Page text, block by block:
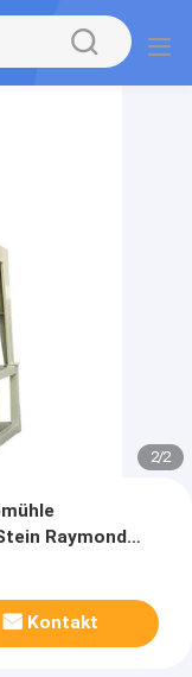
2/2
Raymond
Kontakt